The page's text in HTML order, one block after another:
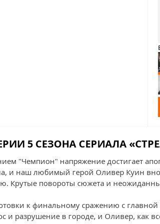
5 СЕЗОНА СЕРИАЛА
"Чемпион" напряжение достигает
и наш любимый герой Оливер Куин
Крутые повороты сюжета и
к финальному сражению с
и разрушение в городе, и Оливер, как